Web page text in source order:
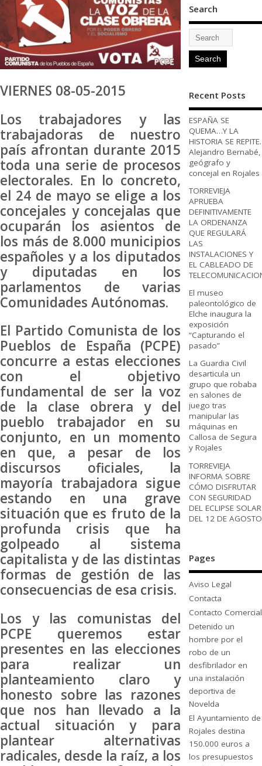
VIERNES 08-05-2015
Los trabajadores y las
trabajadoras de nuestro
país afrontan durante 2015
toda una serie de procesos
electorales. En lo concreto,
el 24 de mayo se elige a los
concejales y concejalas que
ocuparán los asientos de
los más de 8.000 municipios
españoles y a los diputados
y diputadas en los
parlamentos de varias
Comunidades Autónomas.
El Partido Comunista de los
Pueblos de España (PCPE)
concurre a estas elecciones
con el objetivo
fundamental de ser la voz
de la clase obrera y del
pueblo trabajador en su
conjunto, en un momento
en que, a pesar de los
discursos oficiales, la
mayoría trabajadora sigue
estando en una grave
situación que es fruto de la
profunda crisis que ha
golpeado al sistema
capitalista y de las distintas
formas de gestión de las
consecuencias de esa crisis.
Los y las comunistas del
PCPE queremos estar
presentes en las elecciones
para realizar un
planteamiento claro y
honesto sobre las razones
que nos han llevado a la
actual situación y para
plantear alternativas
radicales, desde la raíz, a los
Search
Recent Posts
ESPAÑA SE
QUEMA…Y LA
HISTORIA SE REPITE.
Alejandro Bernabé,
geógrafo y
concejal en Rojales
TORREVIEJA
APRUEBA
DEFINITIVAMENTE
LA ORDENANZA
QUE REGULARÁ
LAS
INSTALACIONES Y
EL CABLEADO DE
El museo
paleontológico de
Elche inaugura la
exposición
“Capturando el
pasado”
La Guardia Civil
desarticula un
grupo que robaba
en salones de
juego tras
manipular las
máquinas en
Callosa de Segura
y Rojales
TORREVIEJA
INFORMA SOBRE
CÓMO DISFRUTAR
CON SEGURIDAD
DEL ECLIPSE SOLAR
DEL 12 DE AGOSTO
Pages
Aviso Legal
Contacta
Contacto Comercial
Detenido un
hombre por el
robo de un
desfibrilador en
una instalación
deportiva de
Novelda
El Ayuntamiento de
Rojales destina
150.000 euros a
los presupuestos